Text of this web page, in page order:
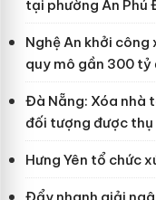
tại phường An Phú
Nghệ An khởi công
quy mô gần 300 tỷ
Đà Nẵng: Xóa nhà
đối tượng được thụ
Hưng Yên tổ chức
Đẩy nhanh giải